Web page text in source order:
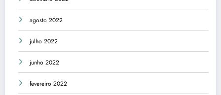
agosto 2022
julho 2022
junho 2022
fevereiro 2022